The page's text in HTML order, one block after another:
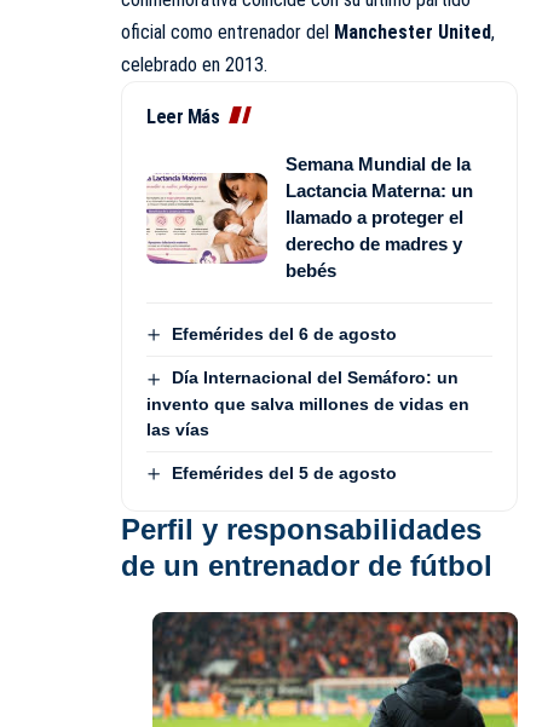
oficial como entrenador del Manchester United,
celebrado en 2013.
Leer Más
Semana Mundial de la
Lactancia Materna: un
llamado a proteger el
derecho de madres y
bebés
Efemérides del 6 de agosto
Día Internacional del Semáforo: un
invento que salva millones de vidas en
las vías
Efemérides del 5 de agosto
Perfil y responsabilidades
de un entrenador de fútbol